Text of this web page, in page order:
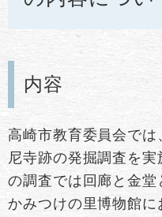
内容
高崎市教育委員会で
尼寺跡の発掘調査を
の調査では回廊と金堂
かみつけの里博物館に